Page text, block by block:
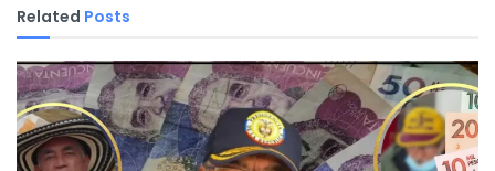
Related Posts